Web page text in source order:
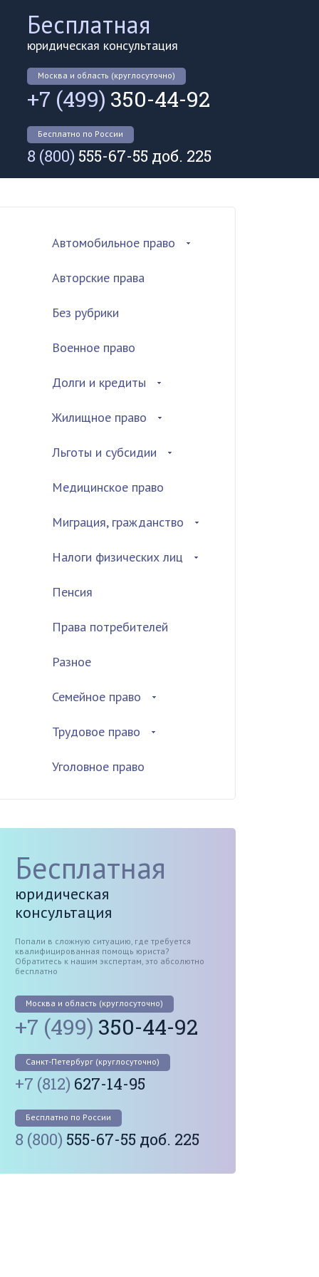
Бесплатная
юридическая консультация
Москва и область (круглосуточно)
+7 (499) 350-44-92
Бесплатно по России
8 (800) 555-67-55 доб. 225
Автомобильное право
Авторские права
Без рубрики
Военное право
Долги и кредиты
Жилищное право
Льготы и субсидии
Медицинское право
Миграция, гражданство
Налоги физических лиц
Пенсия
Права потребителей
Разное
Семейное право
Трудовое право
Уголовное право
Бесплатная
юридическая
консультация
Попали в сложную ситуацию, где требуется
квалифицированная помощь юриста?
Обратитесь к нашим экспертам, это абсолютно
бесплатно
Москва и область (круглосуточно)
+7 (499) 350-44-92
Санкт-Петербург (круглосуточно)
+7 (812) 627-14-95
Бесплатно по России
8 (800) 555-67-55 доб. 225